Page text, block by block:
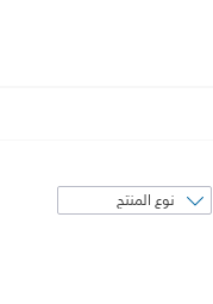
فرز
حسب